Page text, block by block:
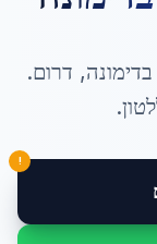
בדימונה, דרום.
לטון.
!